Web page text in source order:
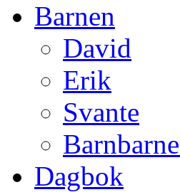
Barnen
David
Erik
Svante
Dagbok